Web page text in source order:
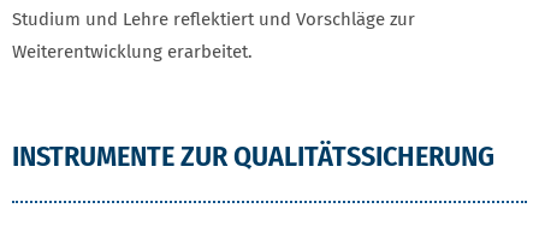
Studium und Lehre reflektiert und Vorschläge zur
Weiterentwicklung erarbeitet.
INSTRUMENTE ZUR QUALITÄTSSICHERUNG